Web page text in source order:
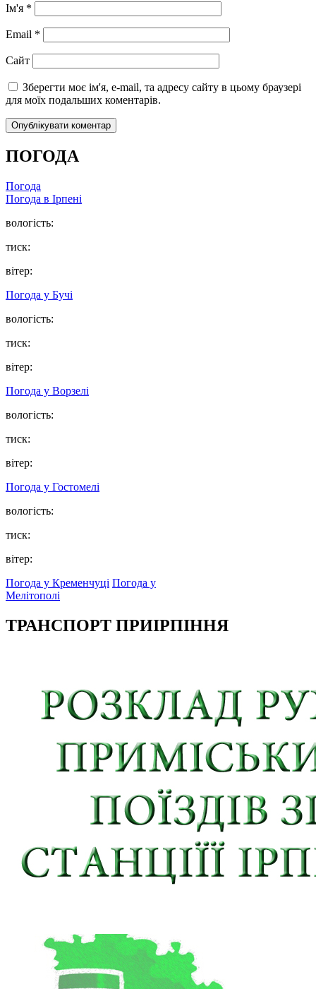
Ім'я *
Email *
Сайт
Зберегти моє ім'я, e-mail, та адресу сайту в цьому браузері
для моїх подальших коментарів.
ПОГОДА
Погода
Погода в Ірпені
вологість:
тиск:
вітер:
Погода у Бучі
вологість:
тиск:
вітер:
Погода у Ворзелі
вологість:
тиск:
вітер:
Погода у Гостомелі
вологість:
тиск:
вітер:
Погода у Кременчуці Погода у
Мелітополі
ТРАНСПОРТ ПРИІРПІННЯ